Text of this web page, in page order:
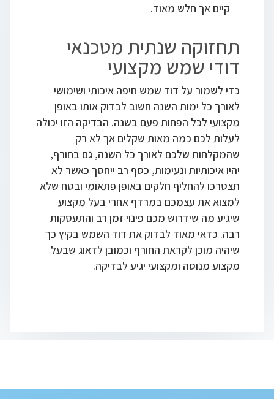
קיים אך חלש מאוד.
תחזוקה שנתית מטכנאי
דודי שמש מקצועי
כדי לשמור על דוד שמש חיפה איכותי ושימושי
לאורך כל ימות השנה חשוב לבדוק אותו באופן
מקצועי לכל הפחות פעם בשנה. הבדיקה הזו יכולה
לעלות לכם כמה מאות שקלים אך לא רק
שהמקלחות שלכם לאורך כל השנה, גם בחורף,
יהיו איכותיות ונעימות, כסף רב ייחסך כאשר לא
תצטרכו להחליף חלקים באופן פתאומי ובטח שלא
למצוא את עצמכם במרדף אחרי בעל מקצוע
שיגיע מה שידרוש מכם פינוי זמן רב והתעסקות
רבה. כדאי מאוד לבדוק את דוד השמש בקיץ כך
שיהיה מוכן לקראת החורף וכמובן לדאוג שבעל
מקצוע מנוסה ומקצועי יגיע לבדיקה.